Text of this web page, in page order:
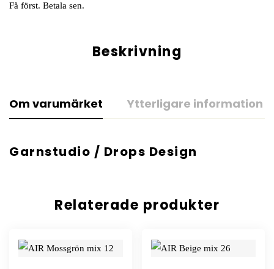
Få först. Betala sen.
Beskrivning
Om varumärket Ytterligare information
Garnstudio / Drops Design
Relaterade produkter